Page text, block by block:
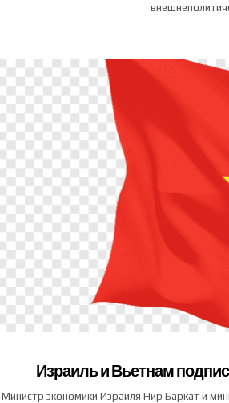
Израиль и Вьетнам
Министр экономики Израиля Нир Баркат и